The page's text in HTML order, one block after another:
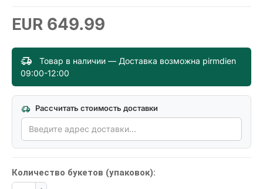
EUR 649.99
Товар в наличии — Доставка возможна pirmdien
09:00-12:00
Рассчитать стоимость доставки
Количество букетов (упаковок):